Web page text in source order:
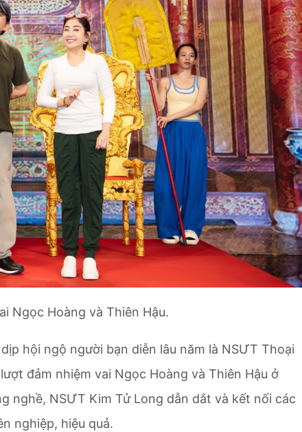
Ngọc Hoàng và Thiên Hậu.
hội ngộ người bạn diễn lâu năm là NSƯT Thoại
đảm nhiệm vai Ngọc Hoàng và Thiên Hậu ở
nghề, NSƯT Kim Tử Long dẫn dắt và kết nối các
nghiệp, hiệu quả.